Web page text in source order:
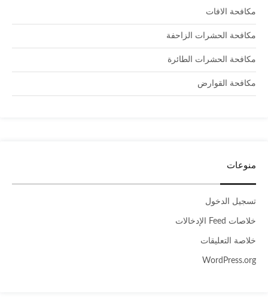
مكافحة الافات
مكافحة الحشرات الزاحفة
مكافحة الحشرات الطائرة
مكافحة القوارض
منوعات
تسجيل الدخول
خلاصات Feed الإدخالات
خلاصة التعليقات
WordPress.org